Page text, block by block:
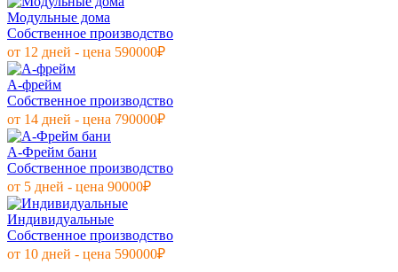
Модульные дома
Собственное производство
от 12 дней - цена 590000₽
А-фрейм
Собственное производство
от 14 дней - цена 790000₽
А-Фрейм бани
Собственное производство
от 5 дней - цена 90000₽
Индивидуальные
Собственное производство
от 10 дней - цена 590000₽